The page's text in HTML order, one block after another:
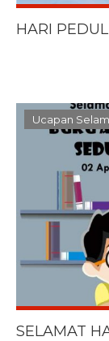
HARI
Ucapan
SELAMAT